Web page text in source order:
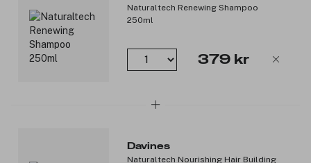
Produktnummer: 3093508Naturaltech Renewing Shampoo
250ml
379 kr
Davines
Naturaltech Nourishing Hair Building